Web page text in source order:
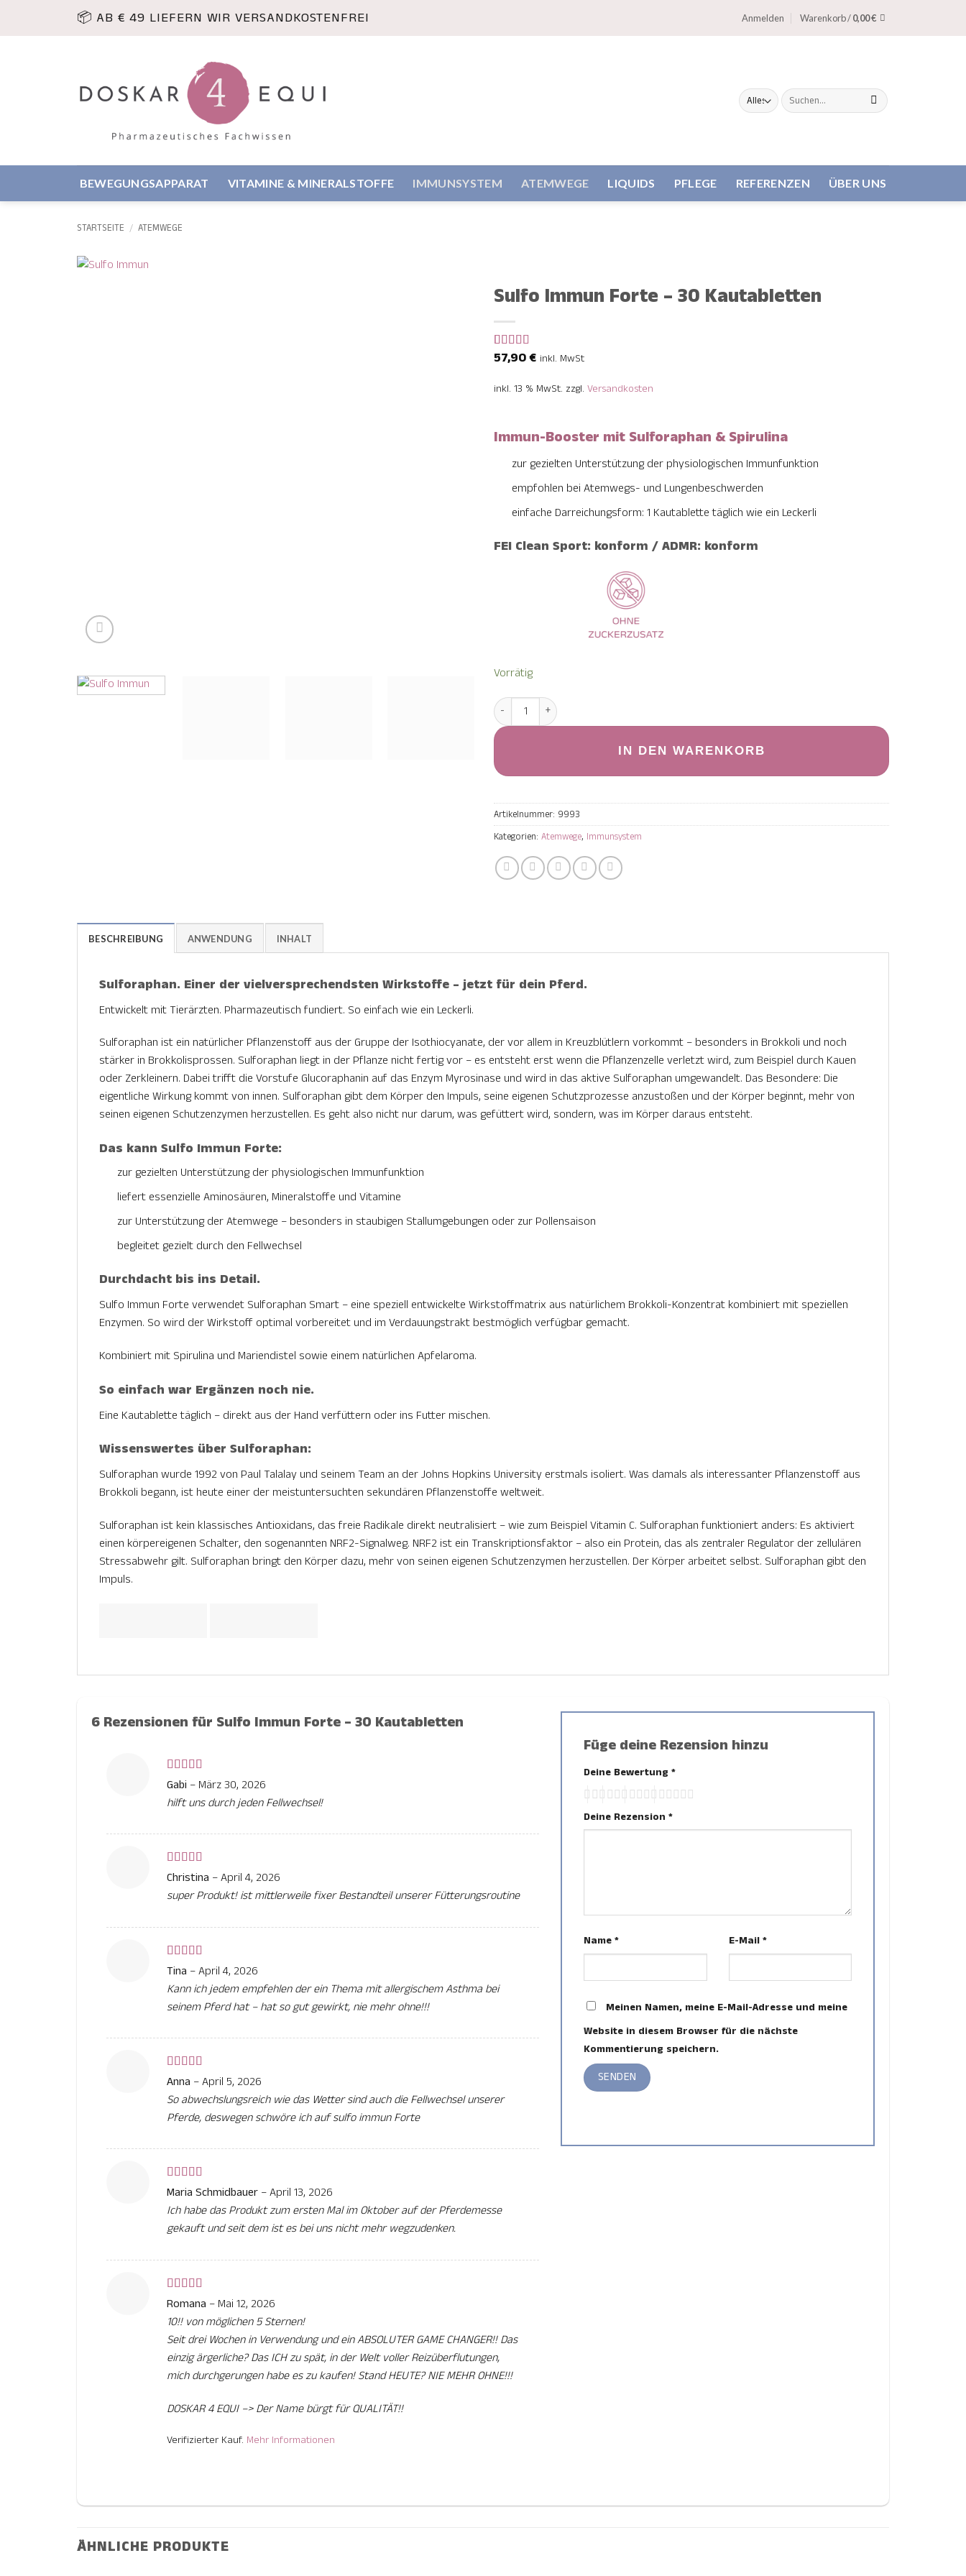
📦 AB € 49 LIEFERN WIR VERSANDKOSTENFREI Anmelden Warenkorb /0,00€
Suche
nach:
BEWEGUNGSAPPARAT VITAMINE & MINERALSTOFFE IMMUNSYSTEM ATEMWEGE LIQUIDS PFLEGE REFERENZEN ÜBER UNS
STARTSEITE / ATEMWEGE
Sulfo Immun Forte – 30 Kautabletten
Bewertet
auf
6
57,90€ inkl. MwSt
inkl. 13 % MwSt. zzgl. Versandkosten
Immun-Booster mit Sulforaphan & Spirulina
zur gezielten Unterstützung der physiologischen Immunfunktion
empfohlen bei Atemwegs- und Lungenbeschwerden
einfache Darreichungsform: 1 Kautablette täglich wie ein Leckerli
FEI Clean Sport: konform / ADMR: konform
Vorrätig
Sulfo Immun Forte - 30 Kautabletten Menge
IN DEN WARENKORB
Artikelnummer: 9993
Kategorien: Atemwege, Immunsystem
BESCHREIBUNG ANWENDUNG INHALT
Sulforaphan. Einer der vielversprechendsten Wirkstoffe – jetzt für dein Pferd.
Entwickelt mit Tierärzten. Pharmazeutisch fundiert. So einfach wie ein Leckerli.
Sulforaphan ist ein natürlicher Pflanzenstoff aus der Gruppe der Isothiocyanate, der vor allem in Kreuzblütlern vorkommt – besonders in Brokkoli und noch
stärker in Brokkolisprossen. Sulforaphan liegt in der Pflanze nicht fertig vor – es entsteht erst wenn die Pflanzenzelle verletzt wird, zum Beispiel durch Kauen
oder Zerkleinern. Dabei trifft die Vorstufe Glucoraphanin auf das Enzym Myrosinase und wird in das aktive Sulforaphan umgewandelt. Das Besondere: Die
eigentliche Wirkung kommt von innen. Sulforaphan gibt dem Körper den Impuls, seine eigenen Schutzprozesse anzustoßen und der Körper beginnt, mehr von
seinen eigenen Schutzenzymen herzustellen. Es geht also nicht nur darum, was gefüttert wird, sondern, was im Körper daraus entsteht.
Das kann Sulfo Immun Forte:
zur gezielten Unterstützung der physiologischen Immunfunktion
liefert essenzielle Aminosäuren, Mineralstoffe und Vitamine
zur Unterstützung der Atemwege – besonders in staubigen Stallumgebungen oder zur Pollensaison
begleitet gezielt durch den Fellwechsel
Durchdacht bis ins Detail.
Sulfo Immun Forte verwendet Sulforaphan Smart – eine speziell entwickelte Wirkstoffmatrix aus natürlichem Brokkoli-Konzentrat kombiniert mit speziellen
Enzymen. So wird der Wirkstoff optimal vorbereitet und im Verdauungstrakt bestmöglich verfügbar gemacht.
Kombiniert mit Spirulina und Mariendistel sowie einem natürlichen Apfelaroma.
So einfach war Ergänzen noch nie.
Eine Kautablette täglich – direkt aus der Hand verfüttern oder ins Futter mischen.
Wissenswertes über Sulforaphan:
Sulforaphan wurde 1992 von Paul Talalay und seinem Team an der Johns Hopkins University erstmals isoliert. Was damals als interessanter Pflanzenstoff aus
Brokkoli begann, ist heute einer der meistuntersuchten sekundären Pflanzenstoffe weltweit.
Sulforaphan ist kein klassisches Antioxidans, das freie Radikale direkt neutralisiert – wie zum Beispiel Vitamin C. Sulforaphan funktioniert anders: Es aktiviert
einen körpereigenen Schalter, den sogenannten NRF2-Signalweg. NRF2 ist ein Transkriptionsfaktor – also ein Protein, das als zentraler Regulator der zellulären
Stressabwehr gilt. Sulforaphan bringt den Körper dazu, mehr von seinen eigenen Schutzenzymen herzustellen. Der Körper arbeitet selbst. Sulforaphan gibt den
Impuls.
6 Rezensionen für Sulfo Immun Forte – 30 Kautabletten
Bewertet
Gabi – März 30, 2026
hilft uns durch jeden Fellwechsel!
Bewertet
Christina –April 4, 2026
super Produkt! ist mittlerweile fixer Bestandteil unserer Fütterungsroutine
Bewertet
von 5
Tina –April 4, 2026
Kann ich jedem empfehlen der ein Thema mit allergischem Asthma bei
seinem Pferd hat – hat so gut gewirkt, nie mehr ohne!!!
Bewertet
von 5
Anna –April 5, 2026
So abwechslungsreich wie das Wetter sind auch die Fellwechsel unserer
Pferde, deswegen schwöre ich auf sulfo immun Forte
Bewertet
Maria Schmidbauer –April 13, 2026
Ich habe das Produkt zum ersten Mal im Oktober auf der Pferdemesse
gekauft und seit dem ist es bei uns nicht mehr wegzudenken.
Bewertet
Romana – Mai 12, 2026
10!! von möglichen 5 Sternen!
Seit drei Wochen in Verwendung und ein ABSOLUTER GAME CHANGER!! Das
einzig ärgerliche? Das ICH zu spät, in der Welt voller Reizüberflutungen,
mich durchgerungen habe es zu kaufen! Stand HEUTE? NIE MEHR OHNE!!!
DOSKAR 4 EQUI –> Der Name bürgt für QUALITÄT!!
Verifizierter Kauf. Mehr Informationen
Füge deine Rezension hinzu
Deine Bewertung*
Deine Rezension*
Name* E-Mail *
Meinen Namen, meine E-Mail-Adresse und meine
Website in diesem Browser für die nächste
Kommentierung speichern.
ÄHNLICHE PRODUKTE